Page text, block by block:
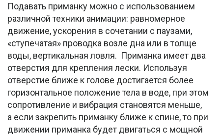
Подавать приманку можно с использованием
различной техники анимации: равномерное
движение, ускорения в сочетании с паузами,
«ступечатая» проводка возле дна или в толще
воды, вертикальная ловля. Приманка имеет два
отверстия для крепления лески. Используя
отверстие ближе к голове достигается более
горизонтальное положение тела в воде, при этом
сопротивление и вибрация становятся меньше,
а если закрепить приманку ближе к спине, то при
движении приманка будет двигаться с мощной